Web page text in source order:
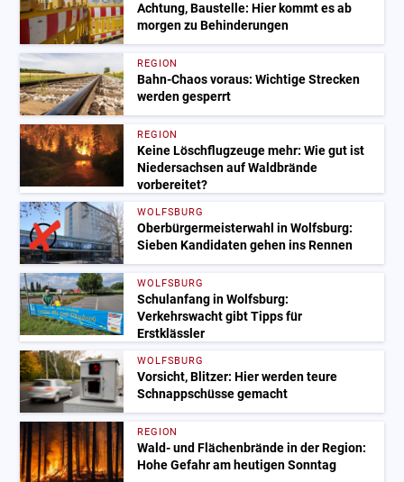
Achtung, Baustelle: Hier kommt es ab
morgen zu Behinderungen
REGION
Bahn-Chaos voraus: Wichtige Strecken
werden gesperrt
REGION
Keine Löschflugzeuge mehr: Wie gut ist
Niedersachsen auf Waldbrände
vorbereitet?
WOLFSBURG
Oberbürgermeisterwahl in Wolfsburg:
Sieben Kandidaten gehen ins Rennen
WOLFSBURG
Schulanfang in Wolfsburg:
Verkehrswacht gibt Tipps für
Erstklässler
WOLFSBURG
Vorsicht, Blitzer: Hier werden teure
Schnappschüsse gemacht
REGION
Wald- und Flächenbrände in der Region:
Hohe Gefahr am heutigen Sonntag